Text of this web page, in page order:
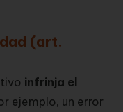
(art.
infrinja el
ejemplo, un error